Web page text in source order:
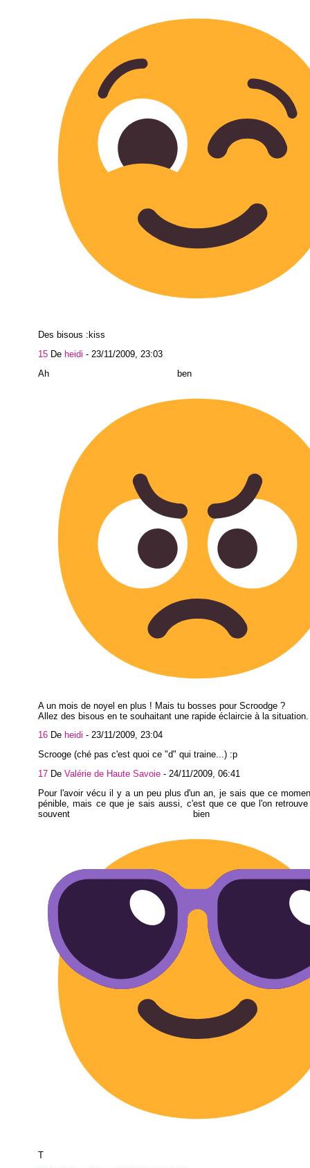
Des bisous :kiss
15 De heidi - 23/11/2009, 23:03
Ah ben
A un mois de noyel en plus ! Mais tu bosses pour Scroodge ?
Allez des bisous en te souhaitant une rapide éclaircie à la situation.
16 De heidi - 23/11/2009, 23:04
Scrooge (ché pas c'est quoi ce "d" qui traine...) :p
17 De Valérie de Haute Savoie - 24/11/2009, 06:41
Pour l'avoir vécu il y a un peu plus d'un an, je sais que ce
pénible, mais ce que je sais aussi, c'est que ce que l'on
souvent bien
T